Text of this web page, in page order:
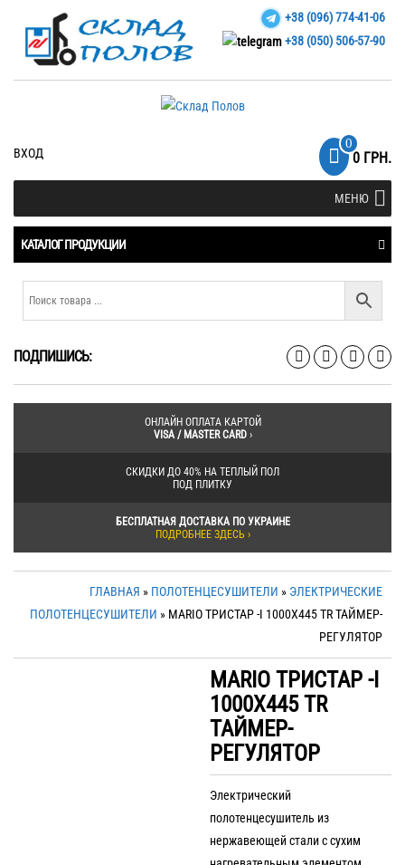
+38 (096) 774-41-06
+38 (050) 506-57-90
ВХОД
0
0 ГРН.
МЕНЮ
КАТАЛОГ ПРОДУКЦИИ
ПОДПИШИСЬ:
ОНЛАЙН ОПЛАТА КАРТОЙ
VISA / MASTER CARD›
СКИДКИ ДО 40% НА ТЕПЛЫЙ ПОЛ
ПОД ПЛИТКУ
БЕСПЛАТНАЯ ДОСТАВКА ПО УКРАИНЕ
ПОДРОБНЕЕ ЗДЕСЬ ›
ГЛАВНАЯ » ПОЛОТЕНЦЕСУШИТЕЛИ » ЭЛЕКТРИЧЕСКИЕ
ПОЛОТЕНЦЕСУШИТЕЛИ » MARIO ТРИСТАР -I 1000Х445 TR ТАЙМЕР-
РЕГУЛЯТОР
MARIO ТРИСТАР -I
1000Х445 TR
ТАЙМЕР-
РЕГУЛЯТОР
Электрический
полотенцесушитель из
нержавеющей стали с сухим